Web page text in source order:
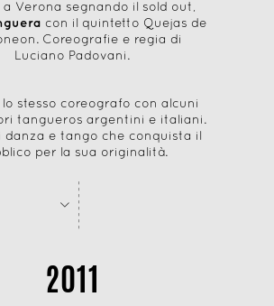
Verona segnando il sold out,
con il quintetto Quejas de
Coreografie e regia di
Luciano Padovani.
lo stesso coreografo con alcuni
tangueros argentini e italiani.
danza e tango che conquista il
per la sua originalità.
---
- ----
>
2011